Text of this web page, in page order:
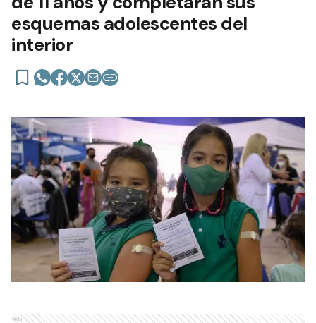
esquemas adolescentes del
interior
Ads